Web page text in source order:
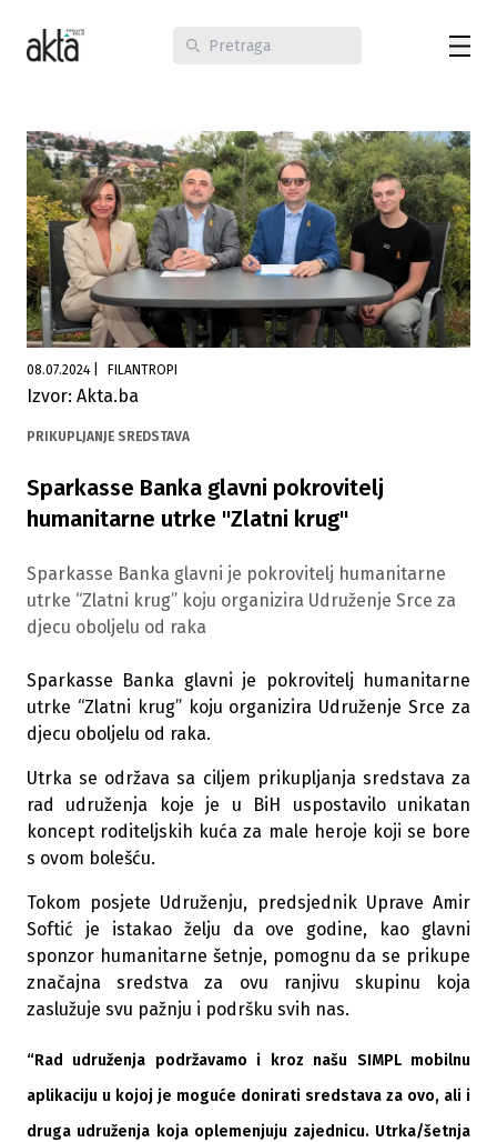
08.07.2024 FILANTROPI
Izvor: Akta.ba
PRIKUPLJANJE SREDSTAVA
Sparkasse Banka glavni pokrovitelj
humanitarne utrke "Zlatni krug"
Sparkasse Banka glavni je pokrovitelj humanitarne
utrke “Zlatni krug” koju organizira Udruženje Srce za
djecu oboljelu od raka
Sparkasse Banka glavni je pokrovitelj humanitarne
utrke “Zlatni krug” koju organizira Udruženje Srce za
djecu oboljelu od raka.
Utrka se održava sa ciljem prikupljanja sredstava za
rad udruženja koje je u BiH uspostavilo unikatan
koncept roditeljskih kuća za male heroje koji se bore
s ovom bolešću.
Tokom posjete Udruženju, predsjednik Uprave Amir
Softić je istakao želju da ove godine, kao glavni
sponzor humanitarne šetnje, pomognu da se prikupe
značajna sredstva za ovu ranjivu skupinu koja
zaslužuje svu pažnju i podršku svih nas.
“Rad udruženja podržavamo i kroz našu SIMPL mobilnu
aplikaciju u kojoj je moguće donirati sredstava za ovo, ali i
druga udruženja koja oplemenjuju zajednicu. Utrka/šetnja